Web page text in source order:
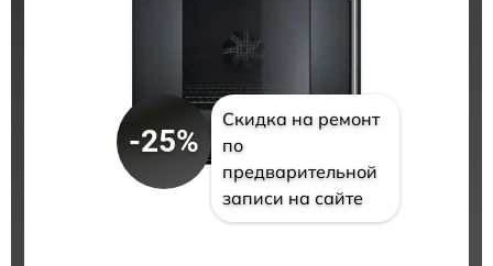
-25%
Скидка на ремонт
по
предварительной
записи на сайте